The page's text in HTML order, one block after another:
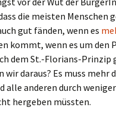
die meisten Menschen
gut fänden, wenn es
kommt, wenn es um den
dem St.-Florians-Prinzip
daraus? Es muss mehr
anderen durch
hergeben müssten.